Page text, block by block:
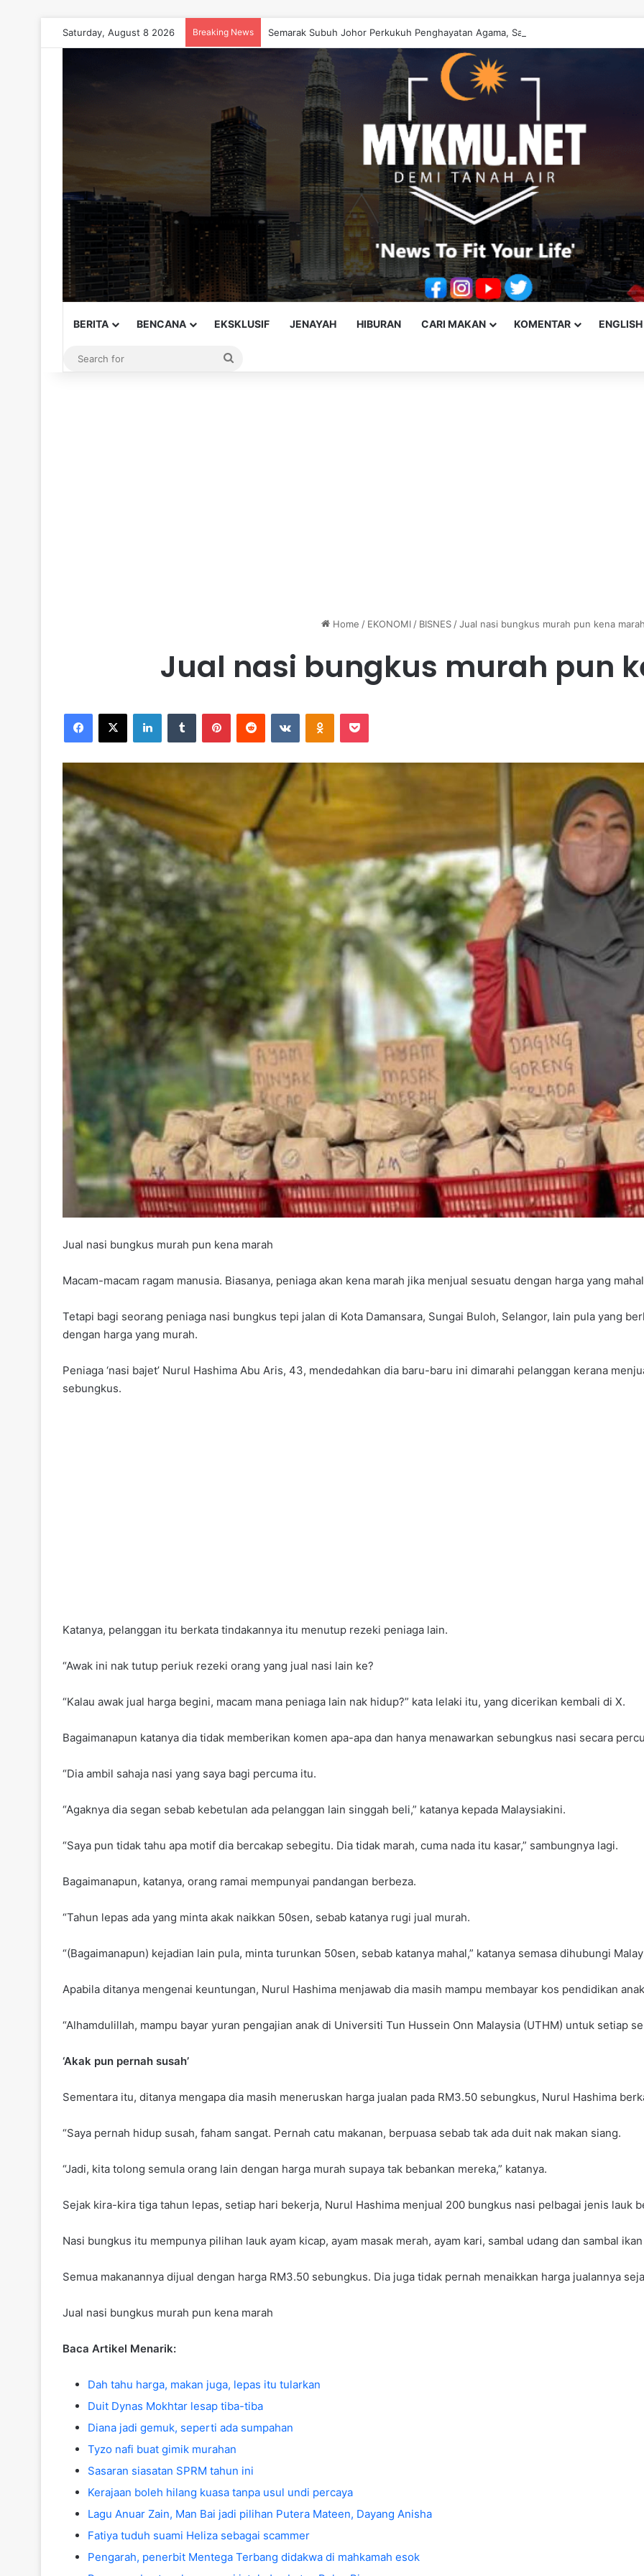
Saturday, August 8 2026 Breaking News Semarak Subuh Johor Perkukuh Penghayatan Agama, Satukan Ummah
BERITA BENCANA EKSKLUSIF JENAYAH HIBURAN CARI MAKAN KOMENTAR
Home / EKONOMI / BISNES / Jual nasi bungkus murah pun kena
Jual nasi bungkus murah pun
Jual nasi bungkus murah pun kena marah
Macam-macam ragam manusia. Biasanya, peniaga akan kena marah jika menjual sesuatu dengan harga yang
Tetapi bagi seorang peniaga nasi bungkus tepi jalan di Kota Damansara, Sungai Buloh, Selangor, lain pula yang
dengan harga yang murah.
Peniaga ‘nasi bajet’ Nurul Hashima Abu Aris, 43, mendedahkan dia baru-baru ini dimarahi pelanggan kerana
sebungkus.
Katanya, pelanggan itu berkata tindakannya itu menutup rezeki peniaga lain.
“Awak ini nak tutup periuk rezeki orang yang jual nasi lain ke?
“Kalau awak jual harga begini, macam mana peniaga lain nak hidup?” kata lelaki itu, yang dicerikan kembali di X.
Bagaimanapun katanya dia tidak memberikan komen apa-apa dan hanya menawarkan sebungkus nasi secara
“Dia ambil sahaja nasi yang saya bagi percuma itu.
“Agaknya dia segan sebab kebetulan ada pelanggan lain singgah beli,” katanya kepada Malaysiakini.
“Saya pun tidak tahu apa motif dia bercakap sebegitu. Dia tidak marah, cuma nada itu kasar,” sambungnya lagi.
Bagaimanapun, katanya, orang ramai mempunyai pandangan berbeza.
“Tahun lepas ada yang minta akak naikkan 50sen, sebab katanya rugi jual murah.
“(Bagaimanapun) kejadian lain pula, minta turunkan 50sen, sebab katanya mahal,” katanya semasa dihubungi
Apabila ditanya mengenai keuntungan, Nurul Hashima menjawab dia masih mampu membayar kos pendidikan
“Alhamdulillah, mampu bayar yuran pengajian anak di Universiti Tun Hussein Onn Malaysia (UTHM) untuk setiap
‘Akak pun pernah susah’
Sementara itu, ditanya mengapa dia masih meneruskan harga jualan pada RM3.50 sebungkus, Nurul Hashima
“Saya pernah hidup susah, faham sangat. Pernah catu makanan, berpuasa sebab tak ada duit nak makan siang.
“Jadi, kita tolong semula orang lain dengan harga murah supaya tak bebankan mereka,” katanya.
Sejak kira-kira tiga tahun lepas, setiap hari bekerja, Nurul Hashima menjual 200 bungkus nasi pelbagai jenis lauk
Nasi bungkus itu mempunya pilihan lauk ayam kicap, ayam masak merah, ayam kari, sambal udang dan sambal
Semua makanannya dijual dengan harga RM3.50 sebungkus. Dia juga tidak pernah menaikkan harga jualannya
Jual nasi bungkus murah pun kena marah
Baca Artikel Menarik:
Dah tahu harga, makan juga, lepas itu tularkan
Duit Dynas Mokhtar lesap tiba-tiba
Diana jadi gemuk, seperti ada sumpahan
Tyzo nafi buat gimik murahan
Sasaran siasatan SPRM tahun ini
Kerajaan boleh hilang kuasa tanpa usul undi percaya
Lagu Anuar Zain, Man Bai jadi pilihan Putera Mateen, Dayang Anisha
Fatiya tuduh suami Heliza sebagai scammer
Pengarah, penerbit Mentega Terbang didakwa di mahkamah esok